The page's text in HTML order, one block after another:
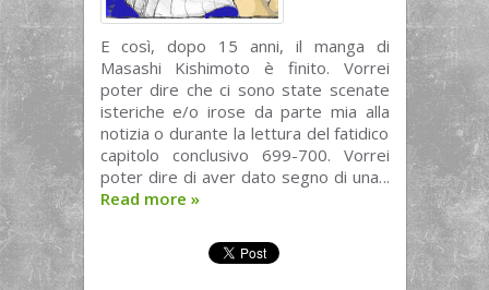
E così, dopo 15 anni, il manga di
Masashi Kishimoto è finito. Vorrei
poter dire che ci sono state scenate
isteriche e/o irose da parte mia alla
notizia o durante la lettura del fatidico
capitolo conclusivo 699-700. Vorrei
poter dire di aver dato segno di una...
Read more »